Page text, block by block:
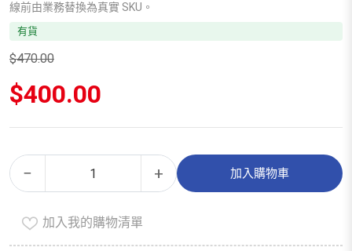
線前由業務替換為真實 SKU。
有貨
$470.00
原
始
$470.00。
$400.00
價
格：
$400.00。
−
衣
架
裝）
+ 加入購物車
Alternative:
加入我的購物清單